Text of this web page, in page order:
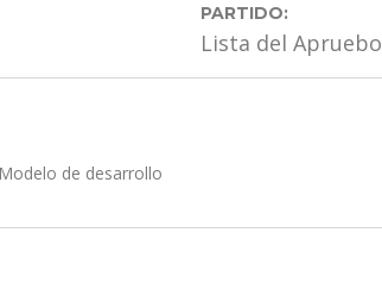
PARTIDO:
Lista del Apruebo
Modelo de desarrollo